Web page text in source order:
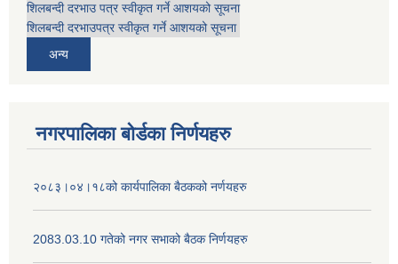
शिलबन्दी दरभाउ पत्र स्वीकृत गर्ने आशयको सूचना
शिलबन्दी दरभाउपत्र स्वीकृत गर्ने आशयको सूचना
अन्य
नगरपालिका बोर्डका निर्णयहरु
२०८३।०४।१८को कार्यपालिका बैठकको नर्णयहरु
2083.03.10 गतेको नगर सभाको बैठक निर्णयहरु